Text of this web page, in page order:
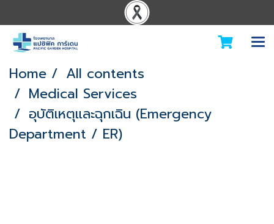
Home
All contents
Medical Services
อุบัติเหตุและฉุกเฉิน (Emergency
Department / ER)